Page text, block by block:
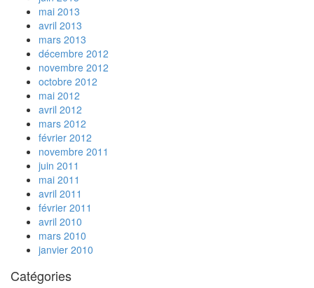
mai 2013
avril 2013
mars 2013
décembre 2012
novembre 2012
octobre 2012
mai 2012
avril 2012
mars 2012
février 2012
novembre 2011
juin 2011
mai 2011
avril 2011
février 2011
avril 2010
mars 2010
janvier 2010
Catégories